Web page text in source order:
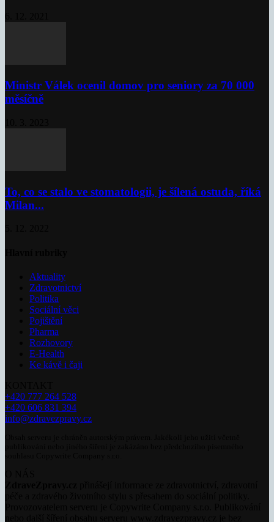
Ministr Válek ocenil domov pro seniory za 70 000
měsíčně
To, co se stalo ve stomatologii, je šílená ostuda, říká
Milan...
Aktuality
Zdravotnictví
Politika
Sociální věci
Pojištění
Pharma
Rozhovory
E-Health
Ke kávě i čaji
+420 777 264 528
+420 606 831 394
info@zdravezpravy.cz